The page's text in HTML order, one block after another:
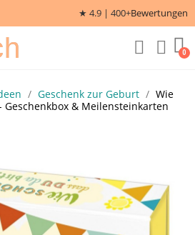
★ 4.9 | 400+Bewertungen
Geschenk zur Geburt
Wie
Geschenkbox & Meilensteinkarten